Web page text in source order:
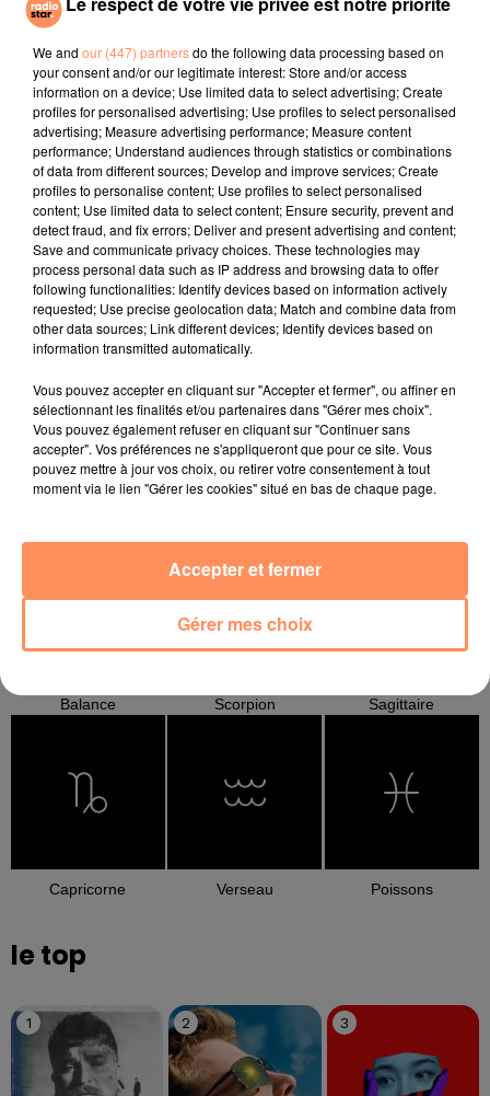
Chained To The
Rhythm (feat. Skip
Dans Ton Téléphone Dis-Moi Où
l'horoscope
Bélier Taureau Gémeaux
Balance Scorpion Sagittaire
Capricorne Verseau Poissons
le top
1 2 3
We and our (447) partnersdo the following data processing based on
your consent and/or our legitimate interest: Store and/or access
information on a device; Use limited data to select advertising; Create
profiles for personalised advertising; Use profiles to select personalised
advertising; Measure advertising performance; Measure content
performance; Understand audiences through statistics or combinations
of data from different sources; Develop and improve services; Create
profiles to personalise content; Use profiles to select personalised
content; Use limited data to select content; Ensure security, prevent and
detect fraud, and fix errors; Deliver and present advertising and content;
Save and communicate privacy choices. These technologies may
process personal data such as IP address and browsing data to offer
following functionalities: Identify devices based on information actively
requested; Use precise geolocation data; Match and combine data from
other data sources; Link different devices; Identify devices based on
information transmitted automatically.
Vous pouvez accepter en cliquant sur "Accepter et fermer", ou affiner en
sélectionnant les finalités et/ou partenaires dans "Gérer mes choix".
Vous pouvez également refuser en cliquant sur "Continuer sans
accepter". Vos préférences ne s'appliqueront que pour ce site. Vous
pouvez mettre à jour vos choix, ou retirer votre consentement à tout
moment via le lien "Gérer les cookies" situé en bas de chaque page.
Gérer mes choix
Accepter et fermer